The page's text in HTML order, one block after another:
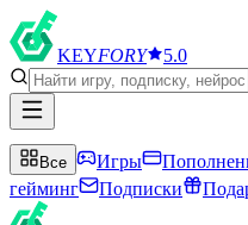
KEYFORY 5.0
Все Игры
гейминг
Подписки